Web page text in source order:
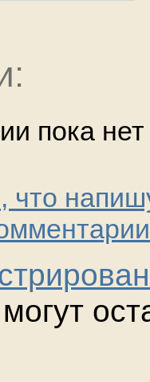
пока
что